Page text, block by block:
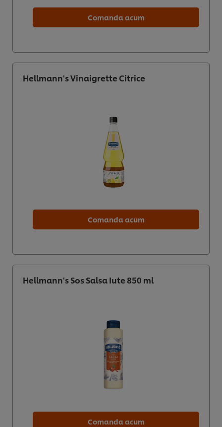
Comanda acum
Hellmann's Vinaigrette Citrice
Comanda acum
Hellmann's Sos Salsa Iute 850 ml
Comanda acum